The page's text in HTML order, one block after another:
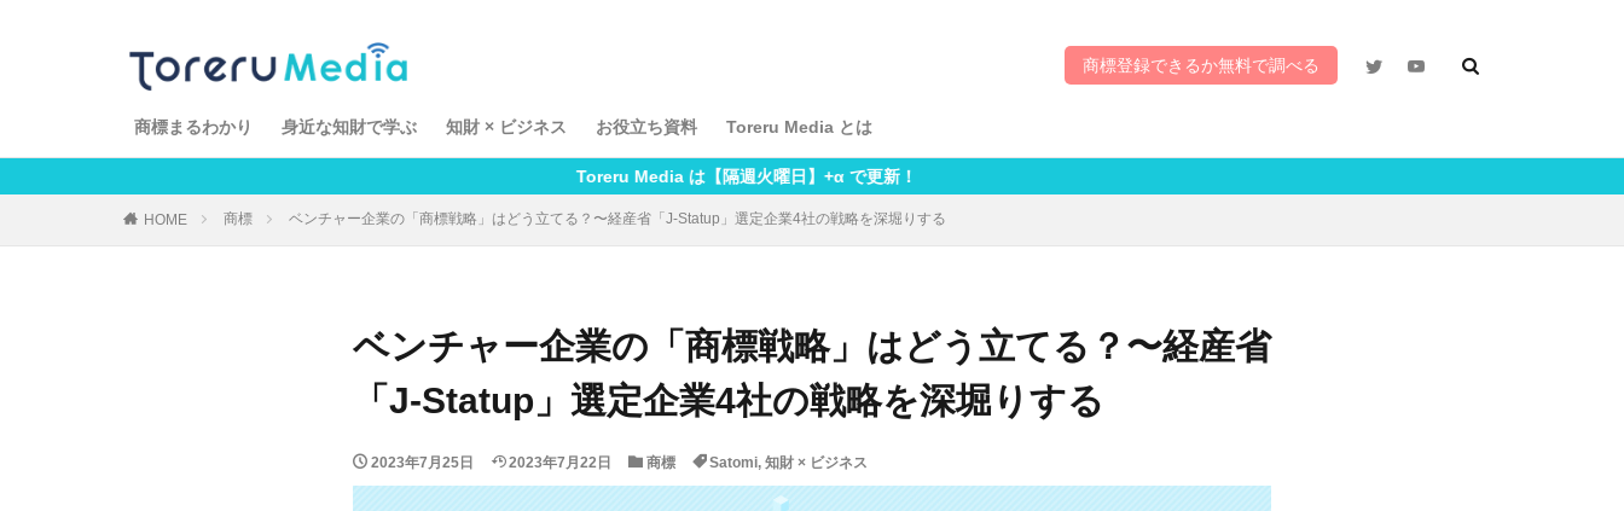
商標まるわかり 身近な知財で学ぶ 知財 × ビジネス お役立ち資料 Toreru Media とは
商標登録できるか無料で調べる
Toreru Media は【隔週火曜日】+α で更新！
HOME 商標 ベンチャー企業の「商標戦略」はどう立てる？〜経産省「J-Statup」選定企業4社の戦略を深堀りする
ベンチャー企業の「商標戦略」はどう立てる？〜経産省
「J-Statup」選定企業4社の戦略を深堀りする
2023年7月25日 2023年7月22日 商標 Satomi, 知財 × ビジネス
ちざたまご
特許まるわかり
知財 × ビジネス 知財ほろ酔い酒紀行
検索